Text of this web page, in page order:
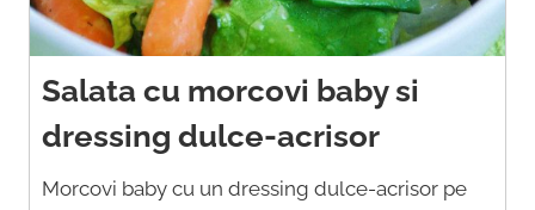
Salata cu morcovi baby si
dressing dulce-acrisor
Morcovi baby cu un dressing dulce-acrisor pe